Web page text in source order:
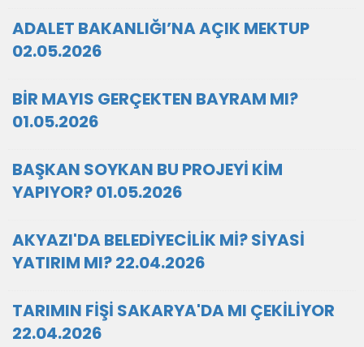
ADALET BAKANLIĞI’NA AÇIK MEKTUP
02.05.2026
BİR MAYIS GERÇEKTEN BAYRAM MI?
01.05.2026
BAŞKAN SOYKAN BU PROJEYİ KİM
YAPIYOR? 01.05.2026
AKYAZI'DA BELEDİYECİLİK Mİ? SİYASİ
YATIRIM MI? 22.04.2026
TARIMIN FİŞİ SAKARYA'DA MI ÇEKİLİYOR
22.04.2026